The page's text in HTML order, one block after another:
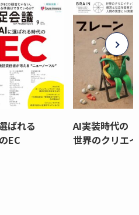
ばれる
EC
AI実装時代の
世界のクリエ